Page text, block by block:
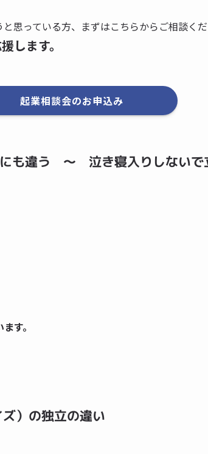
思っている方、まずはこちらからご相談く
します。
起業相談会のお申込み
も違う ～ 泣き寝入りしないで
す。
）の独立の違い